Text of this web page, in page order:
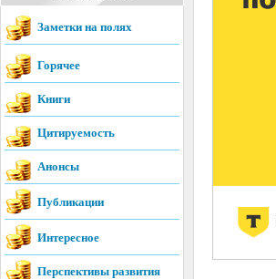
Заметки на полях
Горячее
Книги
Цитируемость
Анонсы
Публикации
Интересное
Перспективы развития